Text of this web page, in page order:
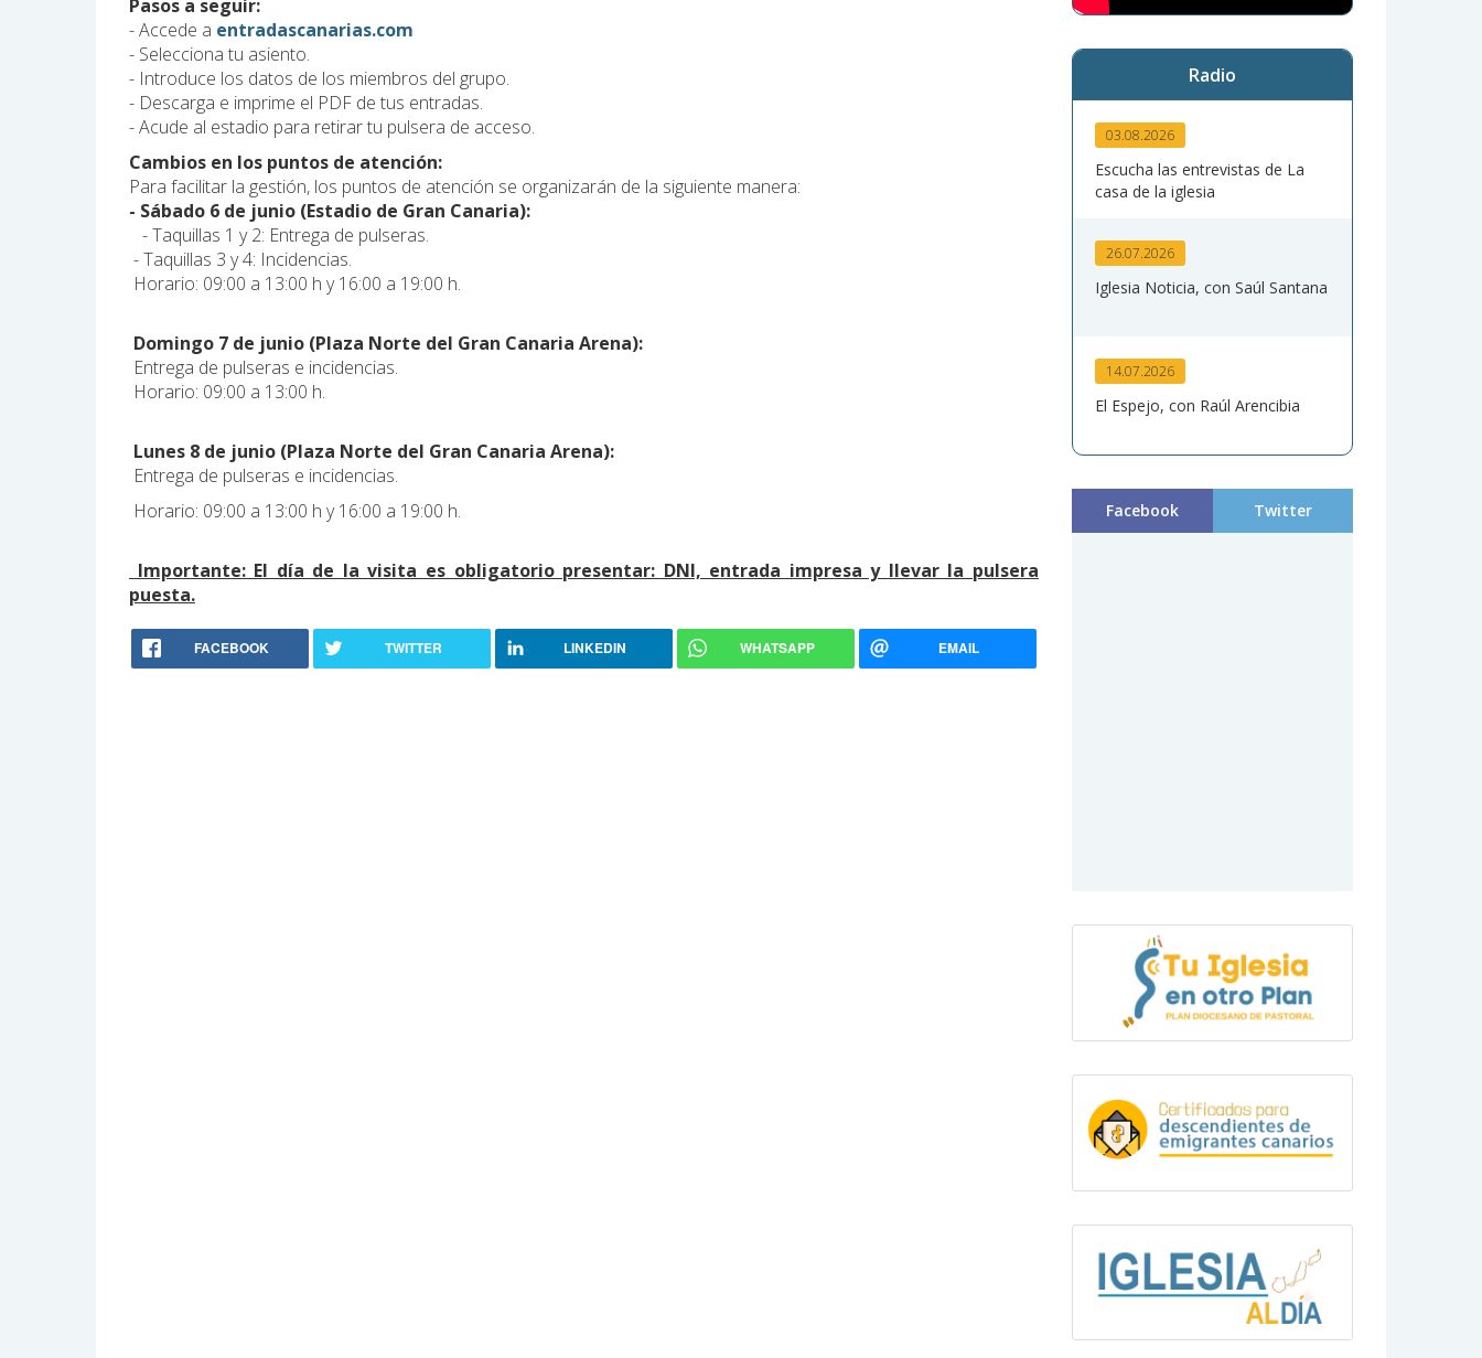
Pasos a seguir:
- Accede a entradascanarias.com
- Selecciona tu asiento.
- Introduce los datos de los miembros del grupo.
- Descarga e imprime el PDF de tus entradas.
- Acude al estadio para retirar tu pulsera de acceso.
Cambios en los puntos de atención:
Para facilitar la gestión, los puntos de atención se organizarán de la siguiente manera:
- Sábado 6 de junio (Estadio de Gran Canaria):
- Taquillas 1 y 2: Entrega de pulseras.
- Taquillas 3 y 4: Incidencias.
Horario: 09:00 a 13:00 h y 16:00 a 19:00 h.
Domingo 7 de junio (Plaza Norte del Gran Canaria Arena):
Entrega de pulseras e incidencias.
Horario: 09:00 a 13:00 h.
Lunes 8 de junio (Plaza Norte del Gran Canaria Arena):
Entrega de pulseras e incidencias.
Horario: 09:00 a 13:00 h y 16:00 a 19:00 h.
Importante: El día de la visita es obligatorio presentar: DNI, entrada impresa y llevar la pulsera
puesta.
FACEBOOK TWITTER LINKEDIN WHATSAPP EMAIL
Radio
03.08.2026
Escucha las entrevistas de La
casa de la iglesia
26.07.2026
Iglesia Noticia, con Saúl Santana
14.07.2026
El Espejo, con Raúl Arencibia
Facebook Twitter